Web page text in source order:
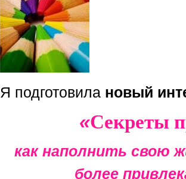
Я подготовила новый
«Секреты
как наполнить свою
более